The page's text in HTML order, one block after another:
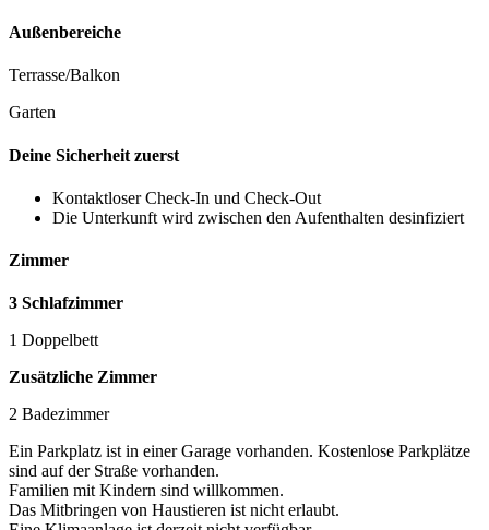
Außenbereiche
Terrasse/Balkon
Garten
Deine Sicherheit zuerst
Kontaktloser Check-In und Check-Out
Die Unterkunft wird zwischen den Aufenthalten desinfiziert
Zimmer
3 Schlafzimmer
1 Doppelbett
Zusätzliche Zimmer
2 Badezimmer
Ein Parkplatz ist in einer Garage vorhanden. Kostenlose Parkplätze
sind auf der Straße vorhanden.
Familien mit Kindern sind willkommen.
Das Mitbringen von Haustieren ist nicht erlaubt.